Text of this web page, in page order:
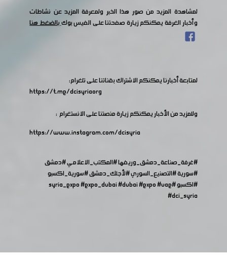
لمشاهدة المزيد من صور هذا الخبر ولمعرفة المزيد عن نشاطات
وأخبار الغرفة يمكنكم زيارة صفحتنا على الفيس بوكبالضغط هنا
لمتابعة أخبارنا يمكنكم الاشتراك بقناتنا على تلغرام:
https://t.me/dcisyriaorg
وللمزيد من الأخبار يمكنكم زيارة منصتنا على الانستغرام :
https://www.instagram.com/dcisyria​
#غرفة_صناعة_دمشق_وريفها#المكتب_الاعلامي#دمشق
#سورية#التصنيع_السوري#لأجلك_دمشق#سورية_اكسبو
#اكسبو#syria_expo
#expo_dubai#dubai#expo#uae
#dci_syria